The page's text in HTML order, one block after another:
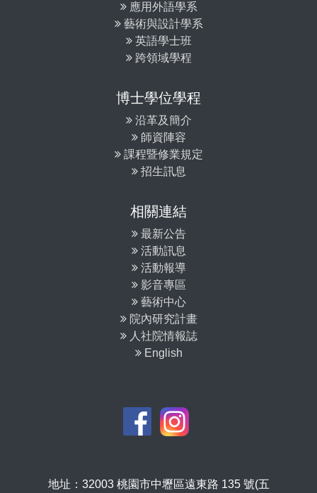
應用外語學系
藝術與設計學系
英語學士班
跨領域學程
博士學位學程
沿革及簡介
師資陣容
課程暨修業規定
招生訊息
相關連結
最新公告
活動訊息
活動報導
影音專區
藝術中心
院內研究計畫
人社院情報誌
English
地址：32003 桃園市中壢區遠東路 135 號(五